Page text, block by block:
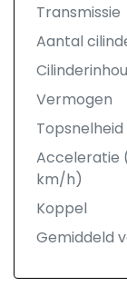
Transmissie
Aantal
Vermogen
Topsnelheid
Acceleratie
km/h)
Koppel
Gemiddeld